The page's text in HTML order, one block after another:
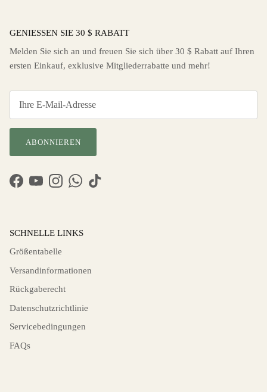
GENIESSEN SIE 30 $ RABATT
Melden Sie sich an und freuen Sie sich über 30 $ Rabatt auf Ihren
ersten Einkauf, exklusive Mitgliederrabatte und mehr!
ABONNIEREN
Facebook
YouTubeInstagramWhatsApp
TikTok
SCHNELLE LINKS
Größentabelle
Versandinformationen
Rückgaberecht
Datenschutzrichtlinie
Servicebedingungen
FAQs